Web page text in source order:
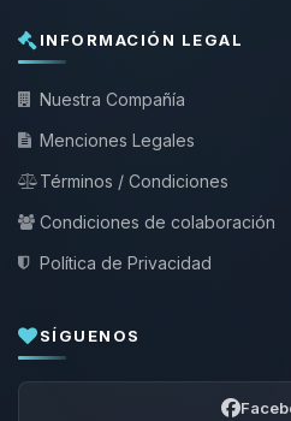
INFORMACIÓN LEGAL
Nuestra Compañía
Menciones Legales
Términos / Condiciones
Condiciones de colaboración
Política de Privacidad
SÍGUENOS